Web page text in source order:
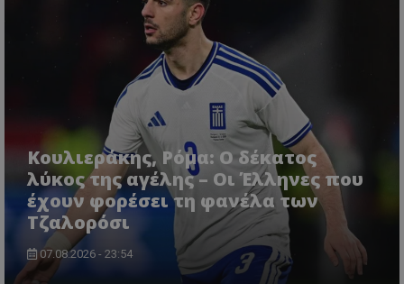
Κουλιεράκης, Ρόμα: Ο δέκατος
λύκος της αγέλης – Οι Έλληνες που
έχουν φορέσει τη φανέλα των
Τζαλορόσι
07.08.2026 - 23:54